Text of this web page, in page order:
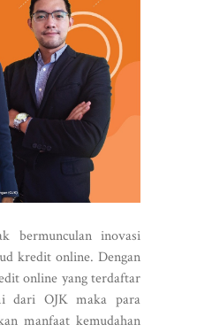
bermunculan inovasi
kredit online. Dengan
online yang terdaftar
dari OJK maka para
manfaat kemudahan